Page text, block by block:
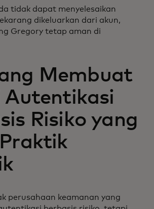
tidak dapat menyelesaikan
dikeluarkan dari akun,
Gregory tetap aman di
Membuat
Autentikasi
Risiko yang
perusahaan keamanan yang